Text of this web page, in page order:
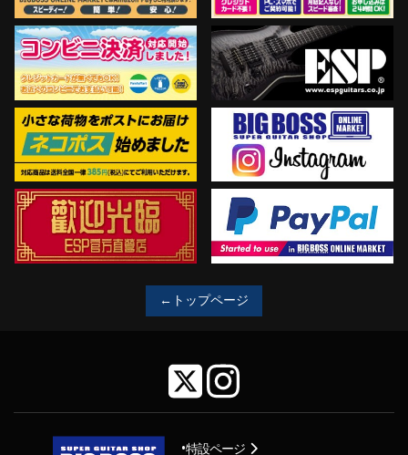
←トップページ
特設ページ